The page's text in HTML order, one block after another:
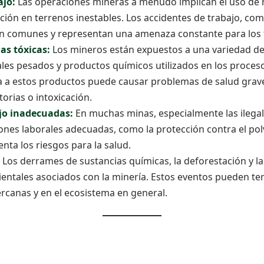
en terrenos inestables. Los accidentes de trabajo,
comunes y representan una amenaza constante para
tóxicas: Los mineros están expuestos a una variedad
pesados y productos químicos utilizados en los
estos productos puede causar problemas de salud
o intoxicación.
inadecuadas: En muchas minas, especialmente las
laborales adecuadas, como la protección contra el
los riesgos para la salud.
Los derrames de sustancias químicas, la deforestación y
asociados con la minería. Estos eventos pueden
y en el ecosistema en general.